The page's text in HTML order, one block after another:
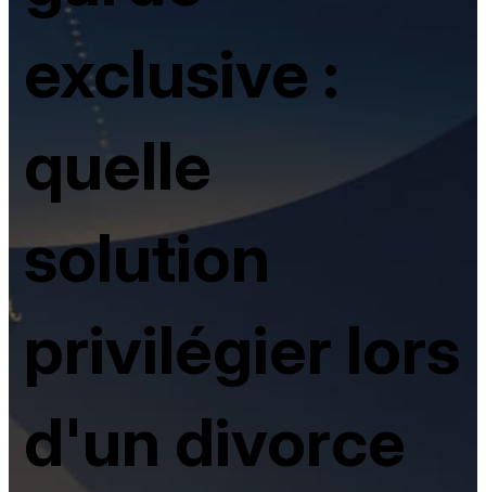
exclusive :
quelle
solution
privilégier lors
d'un divorce